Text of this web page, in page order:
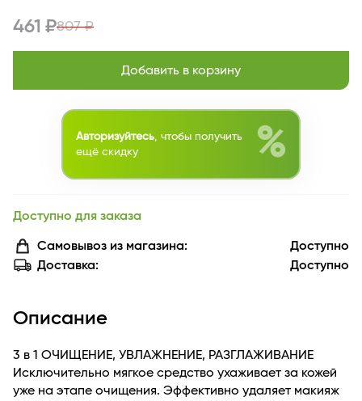
461 ₽807 ₽
Добавить в корзину
Авторизуйтесь , чтобы получить
ещё скидку
%
Доступно для заказа
Самовывоз из магазина:
Доступно
Доставка:
Доступно
Описание
3 в 1 ОЧИЩЕНИЕ, УВЛАЖНЕНИЕ, РАЗГЛАЖИВАНИЕ
Исключительно мягкое средство ухаживает за кожей
уже на этапе очищения. Эффективно удаляет макияж